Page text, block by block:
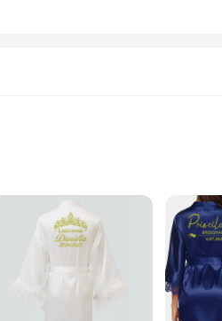
are perfect for children who love